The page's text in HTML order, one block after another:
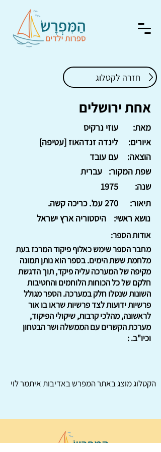
חזרה לקטלוג
אחת ירושלים
עוזי נרקיס
מאת:
לינדה זנדהאוז [עטיפה]
איורים:
עם עובד
הוצאה:
עברית
שפת המקור:
1975
שנה:
270 עמ'. כריכה קשה.
תיאור:
היסטוריה ארץ ישראל
נושא ראשי:
אודות הספר:
מחבר הספר שימש כאלוף פיקוד המרכז בעת
מלחמת ששת הימים. בספר הוא נותן תמונה
מקיפה של המערכה עליה פיקד, תוך הדגשת
חלקם של כל הכוחות הלוחמים והחטיבות
השונות שנטלו חלק במערכה. הספר מגולל
פרשיות ידועות לצד פרשיות שראו בו אור
לראשונה, מהלכי קרבות, שיקולי הפיקוד,
מערכת הקשרים עם הממשלה ושר הבטחון
וכיו"ב. :
הקטלוג מוצג באתרהמפרשבאדיבות איתמר לוי